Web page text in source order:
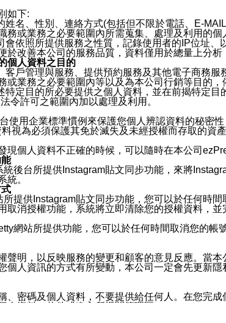
如下:
姓名、性別、連絡方式(包括但不限於電話、E-
務或業務之必要範圍內所需蒐集、處理及利用的個
會依照所提供服務之性質，記錄使用者的IP位址
於改善本公司的服務品質，資料僅用於總量上分析
個人資料之目的
客戶管理與服務、提供預約服務及其他電子商務
或業務之必要範圍內等以及為本公司行銷等目的
特定目的所必要提供之個人資料，並在前揭特定
令許可之範圍內加以處理及利用。
使用企業標準慣例來保護您個人辨認資料的秘密
視為必須保護其免於滅失及未經授權而存取的資
現個人資料不正確的時候，可以隨時在本公司
後台所提供Instagram貼文同步功能，來將
統。
提供Instagram貼文同步功能，您可以於任何時
取消授權功能，系統將立即清除您的授權資料，並
網站所提供功能，您可以於任何時間取消您的帳
聲明，以反映服務的變更和顧客的意見反應。當
個人資訊的方式有所變動，本公司一定會先更新
、密碼及個人資料，不要提供給任何人。在您完
人資料、信件或進入所機關管理區。